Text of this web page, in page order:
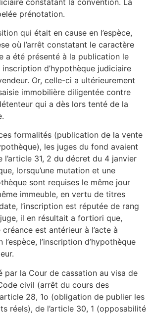
prénotation.
qui était en cause en l’espèce,
où l’arrêt constatant le caractère
a été présenté à la publication le
inscription d’hypothèque judiciaire
Or, celle-ci a ultérieurement
immobilière diligentée contre
qui a dès lors tenté de la
formalités (publication de la vente
les juges du fond avaient
31, 2 du décret du 4 janvier
lorsqu’une mutation et une
sont requises le même jour
immeuble, en vertu de titres
l’inscription est réputée de rang
il en résultait a fortiori que,
est antérieur à l’acte à
l’inscription d’hypothèque
par la Cour de cassation au visa de
civil (arrêt du cours des
28, 1o (obligation de publier les
réels), de l’article 30, 1 (opposabilité